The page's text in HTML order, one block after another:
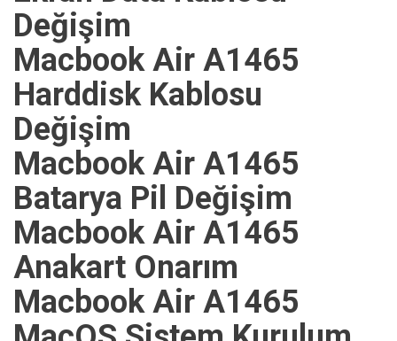
Değişim
Macbook Air A1465
Harddisk Kablosu
Değişim
Macbook Air A1465
Batarya Pil Değişim
Macbook Air A1465
Anakart Onarım
Macbook Air A1465